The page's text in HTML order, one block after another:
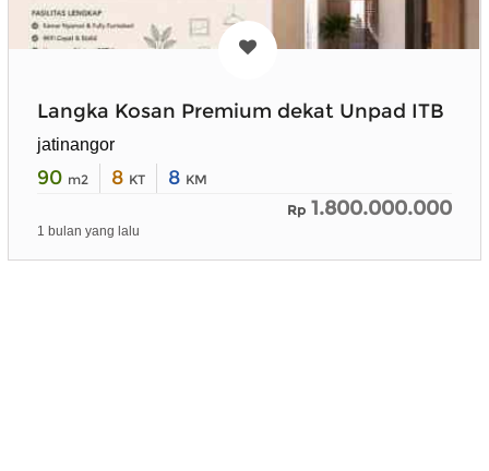
Langka Kosan Premium dekat Unpad ITB
jatinangor
90 m2 8 KT 8 KM
Rp 1.800.000.000
1 bulan yang lalu